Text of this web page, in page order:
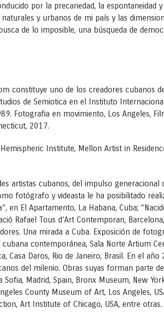
por la precariedad, la espontaneidad
y urbanos de mi país y las
de lo imposible, una búsqueda de
constituye uno de los creadores
de Semiotica en el Instituto
Fotografia en movimiento, Los Angeles,
2017.
Institute, Mellon Artist in
artistas cubanos, del impulso
fotógrafo y videasta le ha posibilitado
en El Apartamento, La Habana, Cuba;
Rafael Tous d’Art Contemporan,
Una mirada a Cuba. Exposición de
contemporánea, Sala Norte Artium
Casa Daros, Rio de Janeiro, Brasil. En el
del milenio. Obras suyas forman parte
Madrid, Spain, Bronx Museum, New
County Museum of Art, Los Angeles,
Art Institute of Chicago, USA, entre otras.